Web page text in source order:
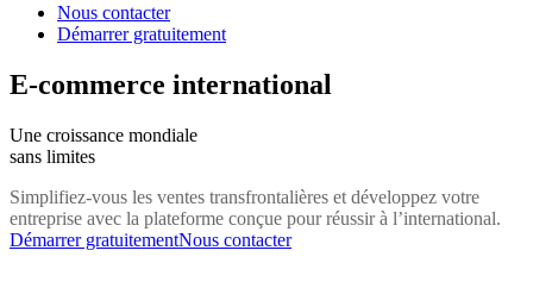
Nous contacter
Démarrer gratuitement
E-commerce international
Une croissance mondiale
sans limites
Simplifiez-vous les ventes transfrontalières et développez votre
entreprise avec la plateforme conçue pour réussir à l’international.
Démarrer gratuitementNous contacter